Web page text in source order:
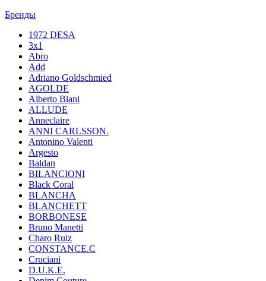
Бренды
1972 DESA
3x1
Abro
Add
Adriano Goldschmied
AGOLDE
Alberto Biani
ALLUDE
Anneclaire
ANNI CARLSSON.
Antonino Valenti
Argesto
Baldan
BILANCIONI
Black Coral
BLANCHA
BLANCHETT
BORBONESE
Bruno Manetti
Charo Ruiz
CONSTANCE.C
Cruciani
D.U.K.E.